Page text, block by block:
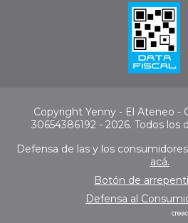
Copyright Yenny - El Ateneo -
30654386192 - 2026. Todos los
Defensa de las y los
acá.
Botón de
Defensa al